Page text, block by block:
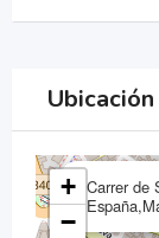
Ubicación
Carrer de
+
−